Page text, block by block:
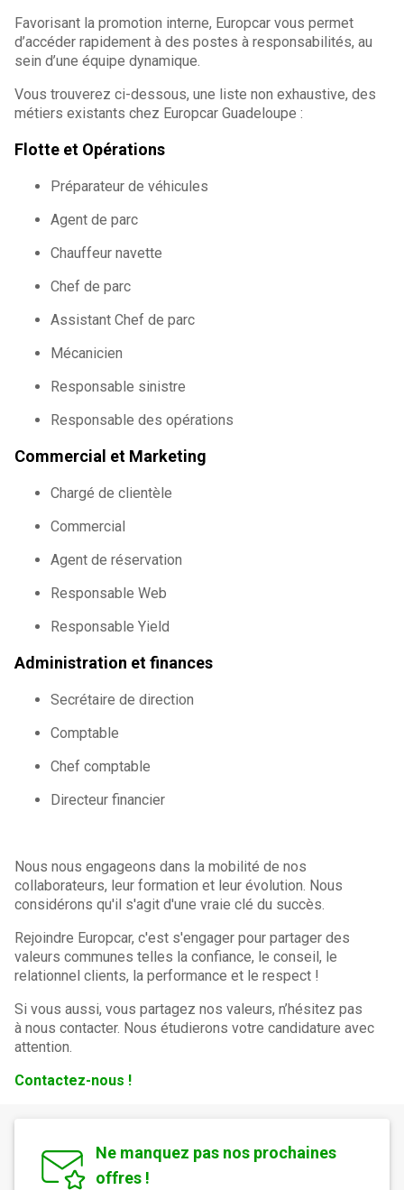
Favorisant la promotion interne, Europcar vous permet
d’accéder rapidement à des postes à responsabilités, au
sein d’une équipe dynamique.
Vous trouverez ci-dessous, une liste non exhaustive, des
métiers existants chez Europcar Guadeloupe :
Flotte et Opérations
Préparateur de véhicules
Agent de parc
Chauffeur navette
Chef de parc
Assistant Chef de parc
Mécanicien
Responsable sinistre
Responsable des opérations
Commercial et Marketing
Chargé de clientèle
Commercial
Agent de réservation
Responsable Web
Responsable Yield
Administration et finances
Secrétaire de direction
Comptable
Chef comptable
Directeur financier
Nous nous engageons dans la mobilité de nos
collaborateurs, leur formation et leur évolution. Nous
considérons qu'il s'agit d'une vraie clé du succès.
Rejoindre Europcar, c'est s'engager pour partager des
valeurs communes telles la confiance, le conseil, le
relationnel clients, la performance et le respect !
Si vous aussi, vous partagez nos valeurs, n’hésitez pas
à nous contacter. Nous étudierons votre candidature avec
attention.
Contactez-nous !
Ne manquez pas nos prochaines
offres !